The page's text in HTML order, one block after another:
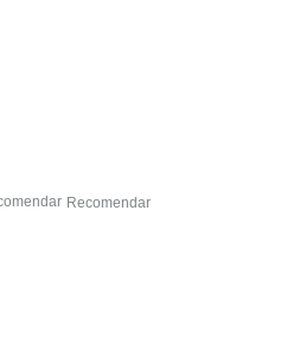
Recomendar